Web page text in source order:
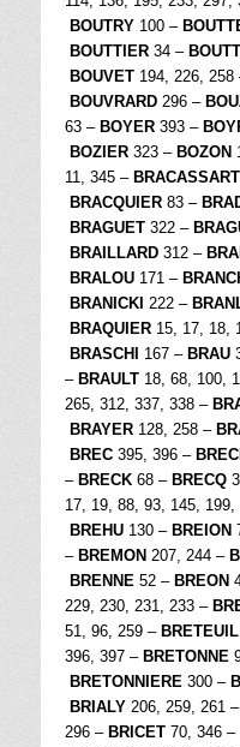
BOUTRY 100 –
BOUTTIER 34 –
BOUVET 194, 226, 258
BOUVRARD 296 –
63 – BOYER 393 –
BOZIER 323 – BOZON
11, 345 – BRACASSART
BRACQUIER 83 –
BRAGUET 322 –
BRAILLARD 312 –
BRALOU 171 –
BRANICKI 222 –
BRAQUIER 15, 17, 18,
BRASCHI
167 – BRAU
– BRAULT 18, 68, 100,
265, 312, 337, 338 –
BRAYER 128, 258 –
BREC 395, 396 –
– BRECK 68 – BRECQ
17, 19, 88, 93, 145,
BREHU 130 – BREION
– BREMON 207, 244 –
BRENNE 52 – BREON
229, 230, 231, 233 –
51, 96, 259 – BRETEUIL
396, 397 – BRETONNE
BRETONNIERE 300 –
BRIALY 206, 259, 261 –
296 – BRICET 70, 346 –